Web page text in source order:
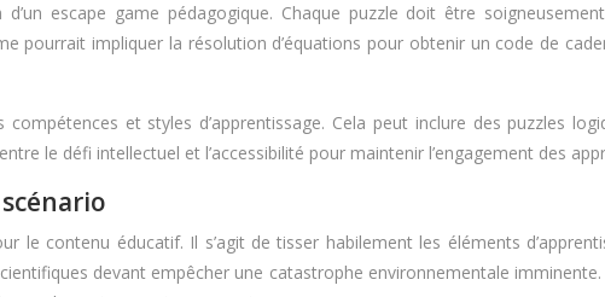
escape game pédagogique. Chaque puzzle doit être
pourrait impliquer la résolution d’équations pour obtenir un code de
et styles d’apprentissage. Cela peut inclure des puzzles
le défi intellectuel et l’accessibilité pour maintenir l’engagement des
le contenu éducatif. Il s’agit de tisser habilement les éléments
devant empêcher une catastrophe environnementale